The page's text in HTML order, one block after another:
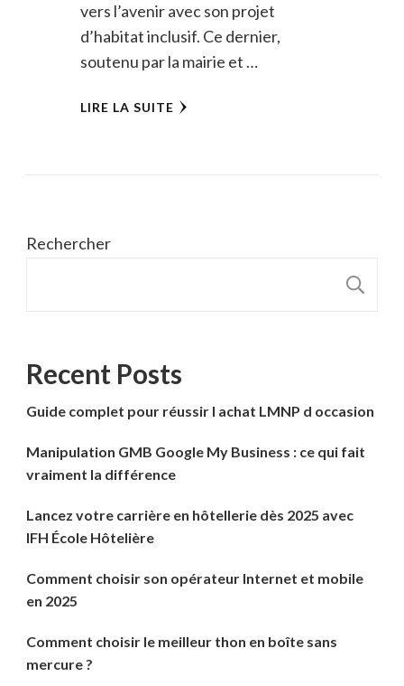
vers l’avenir avec son projet
d’habitat inclusif. Ce dernier,
soutenu par la mairie et …
LIRE LA SUITE
Rechercher
Recent Posts
Guide complet pour réussir l achat LMNP d occasion
Manipulation GMB Google My Business : ce qui fait
vraiment la différence
Lancez votre carrière en hôtellerie dès 2025 avec
IFH École Hôtelière
Comment choisir son opérateur Internet et mobile
en 2025
Comment choisir le meilleur thon en boîte sans
mercure ?